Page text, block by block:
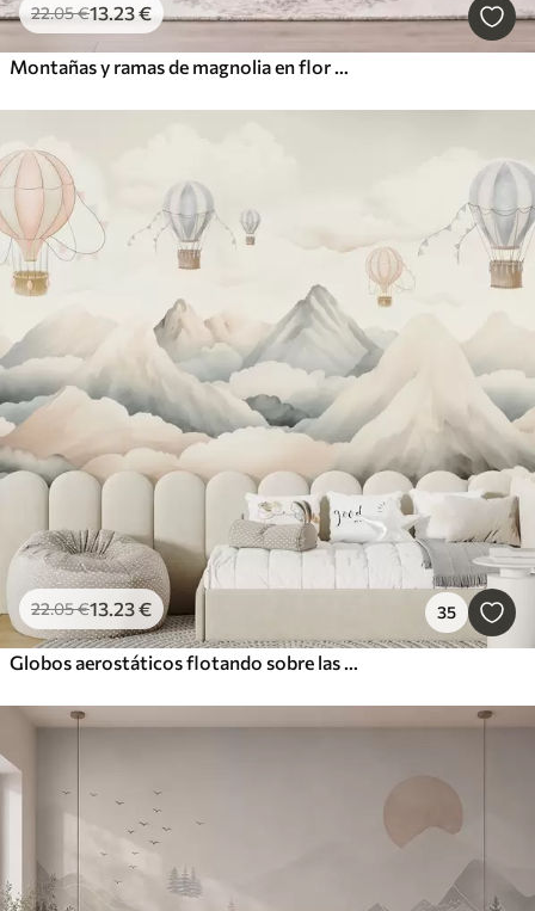
22.05€13.23€
Montañas y ramas de magnolia en flor de color rosa, paisaje con textura
22.05€13.23€ 35
Globos aerostáticos flotando sobre las montañas en tonos pastel neutros y suaves